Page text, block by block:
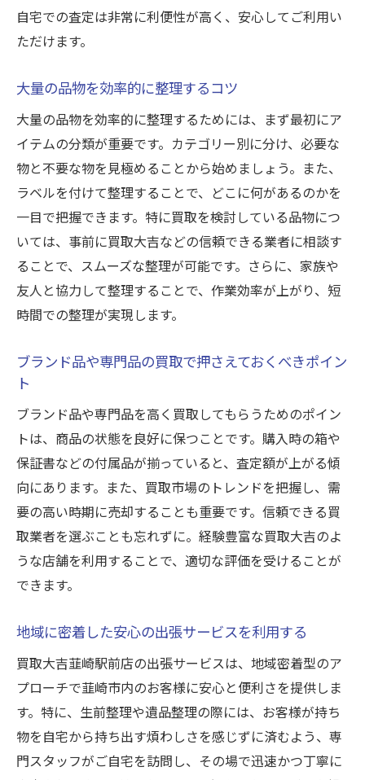
自宅での査定は非常に利便性が高く、安心してご利用い
ただけます。
大量の品物を効率的に整理するコツ
大量の品物を効率的に整理するためには、まず最初にア
イテムの分類が重要です。カテゴリー別に分け、必要な
物と不要な物を見極めることから始めましょう。また、
ラベルを付けて整理することで、どこに何があるのかを
一目で把握できます。特に買取を検討している品物につ
いては、事前に買取大吉などの信頼できる業者に相談す
ることで、スムーズな整理が可能です。さらに、家族や
友人と協力して整理することで、作業効率が上がり、短
時間での整理が実現します。
ブランド品や専門品の買取で押さえておくべきポイン
ト
ブランド品や専門品を高く買取してもらうためのポイン
トは、商品の状態を良好に保つことです。購入時の箱や
保証書などの付属品が揃っていると、査定額が上がる傾
向にあります。また、買取市場のトレンドを把握し、需
要の高い時期に売却することも重要です。信頼できる買
取業者を選ぶことも忘れずに。経験豊富な買取大吉のよ
うな店舗を利用することで、適切な評価を受けることが
できます。
地域に密着した安心の出張サービスを利用する
買取大吉韮崎駅前店の出張サービスは、地域密着型のア
プローチで韮崎市内のお客様に安心と便利さを提供しま
す。特に、生前整理や遺品整理の際には、お客様が持ち
物を自宅から持ち出す煩わしさを感じずに済むよう、専
門スタッフがご自宅を訪問し、その場で迅速かつ丁寧に